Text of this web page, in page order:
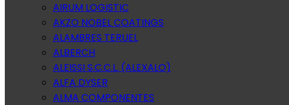
AIRUM LOGISTIC
AKZO NOBEL COATINGS
ALAMBRES TERUEL
ALBERCH
ALEISSI S.C.C.L. (ALEXALO)
ALFA DYSER
ALMA COMPONENTES